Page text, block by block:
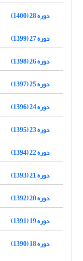
دوره 28 (1400)
دوره 27 (1399)
دوره 26 (1398)
دوره 25 (1397)
دوره 24 (1396)
دوره 23 (1395)
دوره 22 (1394)
دوره 21 (1393)
دوره 20 (1392)
دوره 19 (1391)
دوره 18 (1390)